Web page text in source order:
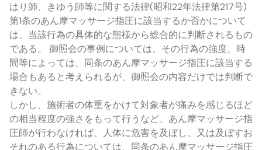
はり師、きゆう師等に関する法律(昭和22年法律第217号)
第1条のあん摩マッサージ指圧に該当するか否かについて
は、当該行為の具体的な態様から総合的に判断されるもの
である。 御照会の事例については、その行為の強度、時
間等によっては、同条のあん摩マッサージ指圧に該当する
場合もあると考えられるが、御照会の内容だけでは判断で
きない。
しかし、施術者の体重をかけて対象者が痛みを感じるほど
の相当程度の強さをもって行うなど、あん摩マッサージ指
圧師が行わなければ、人体に危害を及ぼし、又は及ぼすお
それのある行為については、同条のあん摩マッサージ指圧